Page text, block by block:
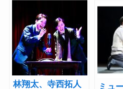
林翔太、寺西拓人
ミュ